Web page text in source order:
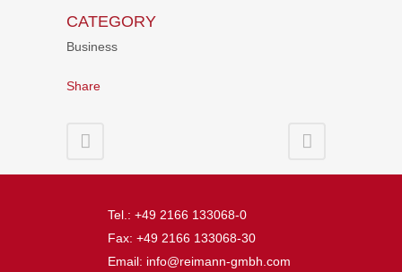
CATEGORY
Business
Share
Tel.: +49 2166 133068-0
Fax: +49 2166 133068-30
Email: info@reimann-gmbh.com